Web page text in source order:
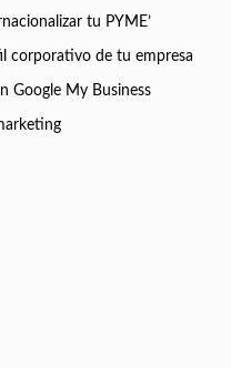
tu PYME’
corporativo de tu empresa
Google My Business